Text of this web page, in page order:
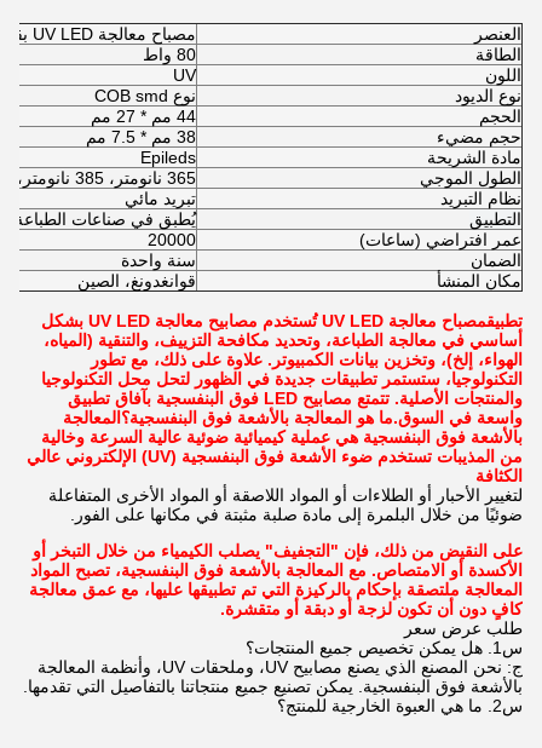
العنصر
مصباح معالجة UV LED بقوة 80 واط
الطاقة
80 واط
اللون
UV
نوع الديود
نوع COB smd
الحجم
44 مم * 27 مم
حجم مضيء
38 مم * 7.5 مم
مادة الشريحة
Epileds
الطول الموجي
365 نانومتر، 385 نانومتر، 395 نانومتر، 405 نانومتر
نظام التبريد
تبريد مائي
التطبيق
يُطبق في صناعات الطباعة
عمر افتراضي (ساعات)
20000
الضمان
سنة واحدة
مكان المنشأ
قوانغدونغ، الصين
تطبيقمصباح معالجة UV LED
تُستخدم مصابيح معالجة UV LED بشكل
أساسي في معالجة الطباعة، وتحديد مكافحة التزييف، والتنقية (المياه،
الهواء، إلخ)، وتخزين بيانات الكمبيوتر. علاوة على ذلك، مع تطور
التكنولوجيا، ستستمر تطبيقات جديدة في الظهور لتحل محل التكنولوجيا
والمنتجات الأصلية. تتمتع مصابيح LED فوق البنفسجية بآفاق تطبيق
واسعة في السوق.ما هو المعالجة بالأشعة فوق البنفسجية؟ المعالجة
بالأشعة فوق البنفسجية هي عملية كيميائية ضوئية عالية السرعة وخالية
من المذيبات تستخدم ضوء الأشعة فوق البنفسجية (UV) الإلكتروني عالي
الكثافة
لتغيير الأحبار أو الطلاءات أو المواد اللاصقة أو المواد الأخرى المتفاعلة
ضوئيًا من خلال البلمرة إلى مادة صلبة مثبتة في مكانها على الفور.
على النقيض من ذلك، فإن "التجفيف" يصلب الكيمياء من خلال التبخر أو
الأكسدة أو الامتصاص. مع المعالجة بالأشعة فوق البنفسجية، تصبح المواد
المعالجة ملتصقة بإحكام بالركيزة التي تم تطبيقها عليها، مع عمق معالجة
كافٍ دون أن تكون لزجة أو دبقة أو متقشرة.
طلب عرض سعر
س1. هل يمكن تخصيص جميع المنتجات؟
ج: نحن المصنع الذي يصنع مصابيح UV، وملحقات UV، وأنظمة المعالجة
بالأشعة فوق البنفسجية. يمكن تصنيع جميع منتجاتنا بالتفاصيل التي تقدمها.
س2. ما هي العبوة الخارجية للمنتج؟